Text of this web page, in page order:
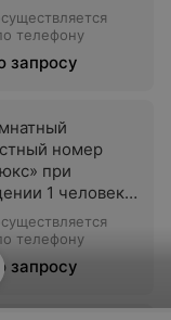
телефону
запросу
номер
при
1 человека
телефону
запросу